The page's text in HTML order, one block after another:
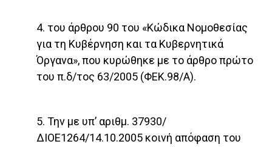
4. του άρθρου 90 του «Κώδικα Νομοθεσίας
για τη Κυβέρνηση και τα Κυβερνητικά
Όργανα», που κυρώθηκε με το άρθρο πρώτο
του π.δ/τος 63/2005 (ΦΕΚ.98/Α).
5. Την με υπ’ αριθμ. 37930/
ΔΙΟΕ1264/14.10.2005 κοινή απόφαση του